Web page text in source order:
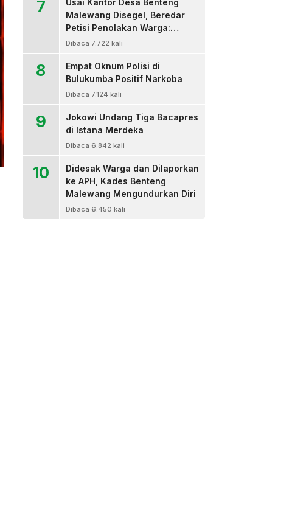
7
Usai Kantor Desa Benteng
Malewang Disegel, Beredar
Petisi Penolakan Warga:
Sekretaris Hingga BPD Turut
Dibaca 7.722 kali
8
Empat Oknum Polisi di
Bulukumba Positif Narkoba
Dibaca 7.124 kali
9
Jokowi Undang Tiga Bacapres
di Istana Merdeka
Dibaca 6.842 kali
10
Didesak Warga dan Dilaporkan
ke APH, Kades Benteng
Malewang Mengundurkan Diri
Dibaca 6.450 kali